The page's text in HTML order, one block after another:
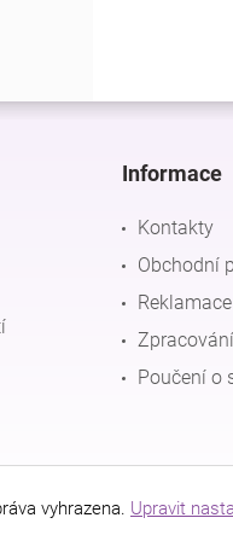
Informace
Kontakty
Obchodní
Poučení o
vyhrazena. Upravit